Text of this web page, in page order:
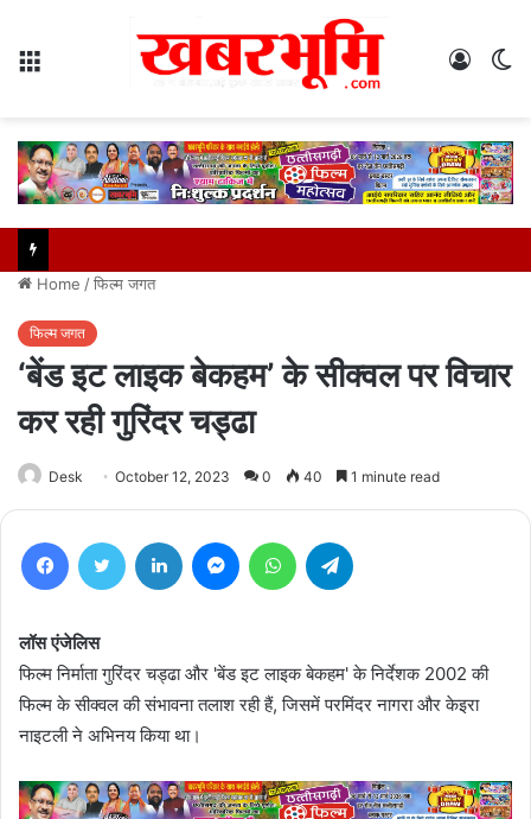
Log
Home /फिल्म जगत
फिल्म जगत
‘बेंड इट लाइक बेकहम’ के सीक्वल पर विचार
कर रही गुरिंदर चड्ढा
Desk October 12, 2023 0 40 1 minute read
FacebookTwitter LinkedIn MessengerWhatsApp
लॉस एंजेलिस
फिल्म निर्माता गुरिंदर चड्ढा और 'बेंड इट लाइक बेकहम' के निर्देशक 2002 की
फिल्म के सीक्वल की संभावना तलाश रही हैं, जिसमें परमिंदर नागरा और केइरा
नाइटली ने अभिनय किया था।